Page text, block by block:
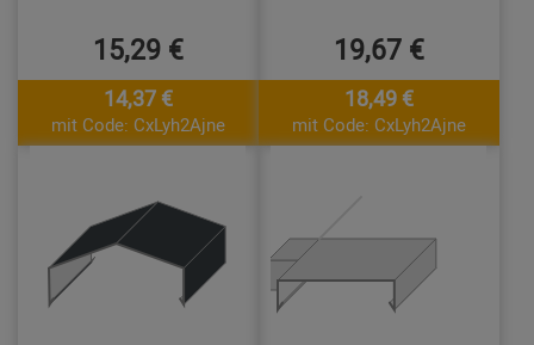
15,29 €
14,37 €
mit Code: CxLyh2Ajne
19,67 €
18,49 €
mit Code: CxLyh2Ajne